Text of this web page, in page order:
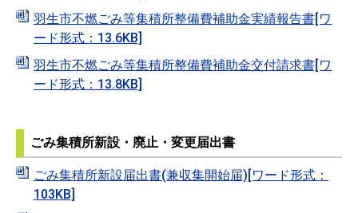
羽生市不燃ごみ等集積所整備費補助金実績報告書[ワ
ード形式：13.6KB]
羽生市不燃ごみ等集積所整備費補助金交付請求書[ワ
ード形式：13.8KB]
ごみ集積所新設・廃止・変更届出書
ごみ集積所新設届出書(兼収集開始届)[ワード形式：
103KB]